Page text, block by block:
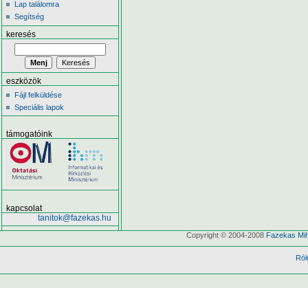
Lap találomra
Segítség
keresés
eszközök
Fájl felküldése
Speciális lapok
támogatóink
kapcsolat
tanitok@fazekas.hu
Copyright © 2004-2008 Fazekas